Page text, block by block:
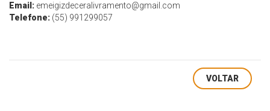
Email: emeigizdeceralivramento@gmail.com
Telefone: (55) 991299057
VOLTAR